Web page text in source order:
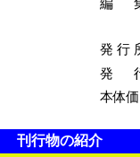
編
発 行
発
本体
刊行物の紹介